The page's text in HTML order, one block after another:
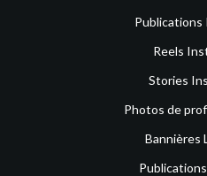
Publications
Reels
Stories
Photos de
Bannières